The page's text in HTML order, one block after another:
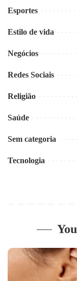
Esportes
Estilo de vida
Negócios
Redes Sociais
Religião
Saúde
Sem categoria
Tecnologia